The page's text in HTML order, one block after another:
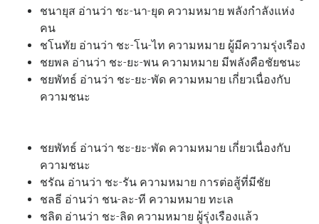
ชนายุส อ่านว่า ชะ-นา-ยุด ความหมาย พลังกำลังแห่ง
คน
ชโนทัย อ่านว่า ชะ-โน-ไท ความหมาย ผู้มีความรุ่งเรือง
ชยพล อ่านว่า ชะ-ยะ-พน ความหมาย มีพลังคือชัยชนะ
ชยพัทธ์ อ่านว่า ชะ-ยะ-พัด ความหมาย เกี่ยวเนื่องกับ
ความชนะ
ชยพัทธ์ อ่านว่า ชะ-ยะ-พัด ความหมาย เกี่ยวเนื่องกับ
ความชนะ
ชรัณ อ่านว่า ชะ-รัน ความหมาย การต่อสู้ที่มีชัย
ชลธี อ่านว่า ชน-ละ-ที ความหมาย ทะเล
ชลิต อ่านว่า ชะ-ลิด ความหมาย ผู้รุ่งเรืองแล้ว